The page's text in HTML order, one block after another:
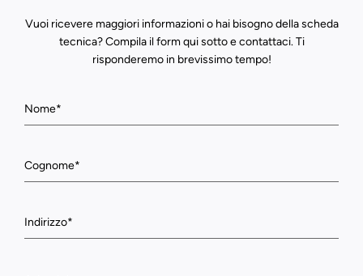
Vuoi ricevere maggiori informazioni o hai bisogno della scheda
tecnica? Compila il form qui sotto e contattaci. Ti
risponderemo in brevissimo tempo!